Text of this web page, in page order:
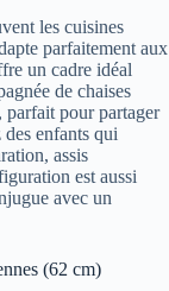
les cuisines
parfaitement aux
un cadre idéal
de chaises
parfait pour partager
enfants qui
assis
est aussi
avec un
(62 cm)